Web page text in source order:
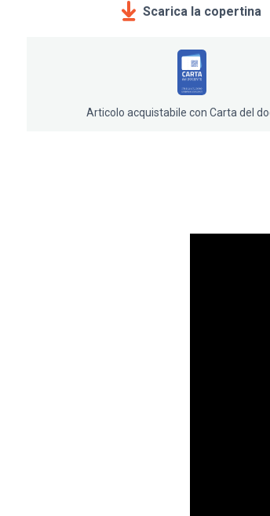
Scarica la copertina
Articolo acquistabile con Carta del